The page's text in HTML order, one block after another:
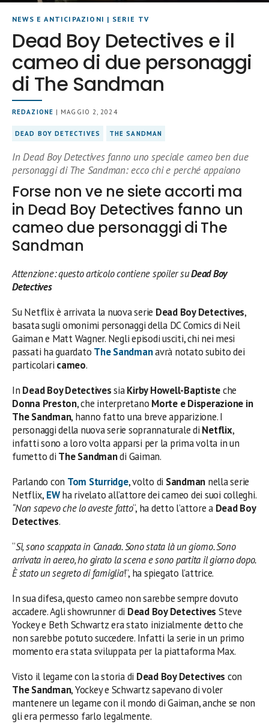
NEWS E ANTICIPAZIONI | SERIE TV
Dead Boy Detectives e il
cameo di due personaggi
di The Sandman
REDAZIONE | MAGGIO 2, 2024
DEAD BOY DETECTIVES THE SANDMAN
In Dead Boy Detectives fanno uno speciale cameo ben due
personaggi di The Sandman: ecco chi e perché appaiono
Forse non ve ne siete accorti ma
in Dead Boy Detectives fanno un
cameo due personaggi di The
Sandman
Attenzione: questo articolo contiene spoiler suDead Boy
Detectives
Su Netflix è arrivata la nuova serie Dead Boy Detectives,
basata sugli omonimi personaggi della DC Comics di Neil
Gaiman e Matt Wagner. Negli episodi usciti, chi nei mesi
passati ha guardato The Sandmanavrà notato subito dei
particolari cameo.
In Dead Boy DetectivessiaKirby Howell-Baptisteche
Donna Preston, che interpretano Morte e Disperazione in
The Sandman, hanno fatto una breve apparizione. I
personaggi della nuova serie soprannaturale di Netflix,
infatti sono a loro volta apparsi per la prima volta in un
fumetto di The Sandmandi Gaiman.
Parlando con Tom Sturridge, volto di Sandman nella serie
Netflix, EWha rivelato all’attore dei cameo dei suoi colleghi.
“Non sapevo che lo aveste fatto“, ha detto l’attore a Dead Boy
Detectives.
“Sì, sono scappata in Canada. Sono stata là un giorno. Sono
arrivata in aereo, ho girato la scena e sono partita il giorno dopo.
È stato un segreto di famiglia!”, ha spiegato l’attrice.
In sua difesa, questo cameo non sarebbe sempre dovuto
accadere. Agli showrunner di Dead Boy Detectives Steve
Yockey e Beth Schwartz era stato inizialmente detto che
non sarebbe potuto succedere. Infatti la serie in un primo
momento era stata sviluppata per la piattaforma Max.
Visto il legame con la storia di Dead Boy Detectives con
The Sandman, Yockey e Schwartz sapevano di voler
mantenere un legame con il mondo di Gaiman, anche se non
gli era permesso farlo legalmente.